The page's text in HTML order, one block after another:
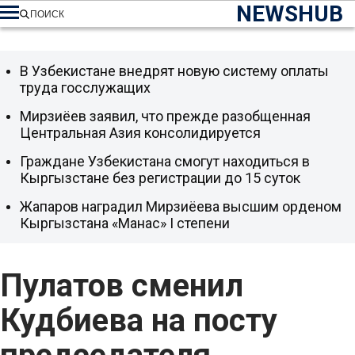
NEWSHUB
ПОИСК
Пулатов сменил
Кудбиева на посту
В Узбекистане внедрят новую систему оплаты
труда госслужащих
Мирзиёев заявил, что прежде разобщенная
Центральная Азия консолидируется
Граждане Узбекистана смогут находиться в
Кыргызстане без регистрации до 15 суток
Жапаров наградил Мирзиёева высшим орденом
Кыргызстана «Манас» I степени